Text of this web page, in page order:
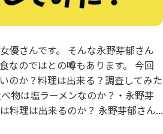
優さんです。 そんな永野芽郁さん
なのではとの噂もあります。 今回
のか？料理は出来る？調査してみた
物は塩ラーメンなのか？・永野芽
料理は出来るのか？ 永野芽郁さん...